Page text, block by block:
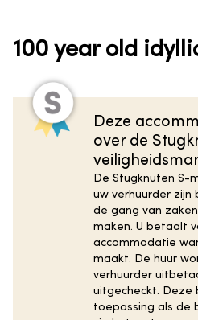
100 year old
Deze
over de
De Stugknuten S-
uw verhuurder
de gang van
maken. U betaalt
accommodatie
maakt. De huur
verhuurder
uitgecheckt. Deze
toepassing als de